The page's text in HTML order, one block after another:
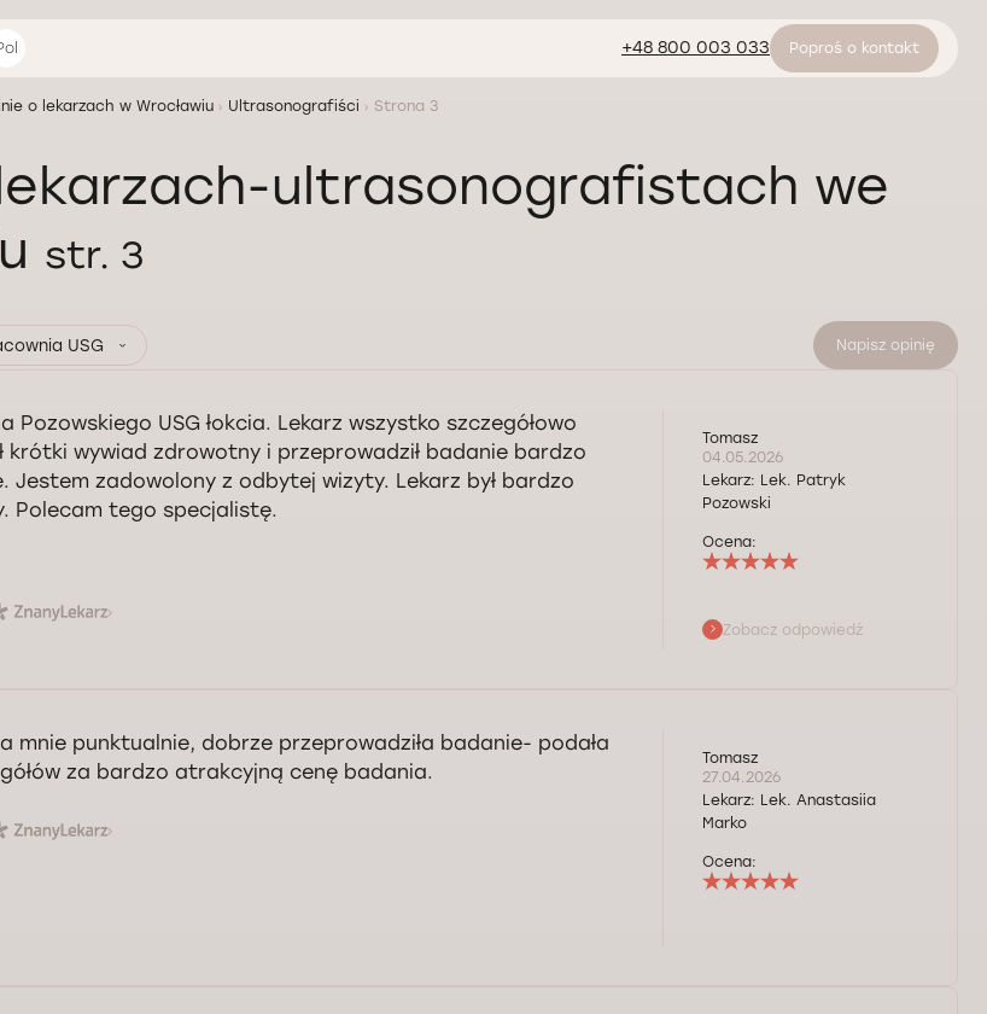
+48 800 003 033 Poproś o kontakt
o lekarzach w Wrocławiu Ultrasonografiści Strona 3
ultrasonografistach we
str. 3
USG Napisz opinię
Pozowskiego USG łokcia. Lekarz wszystko szczegółowo
krótki wywiad zdrowotny i przeprowadził badanie bardzo
Jestem zadowolony z odbytej wizyty. Lekarz był bardzo
Polecam tego specjalistę.
Tomasz
04.05.2026
Lekarz: Lek. Patryk
Pozowski
Ocena:
Zobacz odpowiedź
mnie punktualnie, dobrze przeprowadziła badanie- podała
za bardzo atrakcyjną cenę badania.
Tomasz
27.04.2026
Lekarz: Lek. Anastasiia
Marko
Ocena: